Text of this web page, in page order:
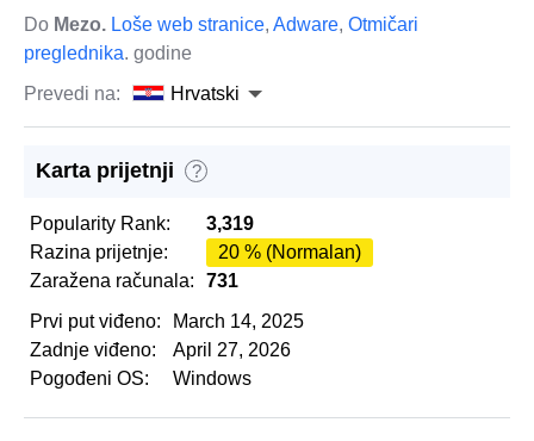
Do Mezo. Loše web stranice, Adware, Otmičari
preglednika. godine
Prevedi na:
Hrvatski
Karta prijetnji ?
Popularity Rank:
3,319
Razina prijetnje:
20 % (Normalan)
Zaražena računala:
731
Prvi put viđeno:
March 14, 2025
Zadnje viđeno:
April 27, 2026
Pogođeni OS:
Windows